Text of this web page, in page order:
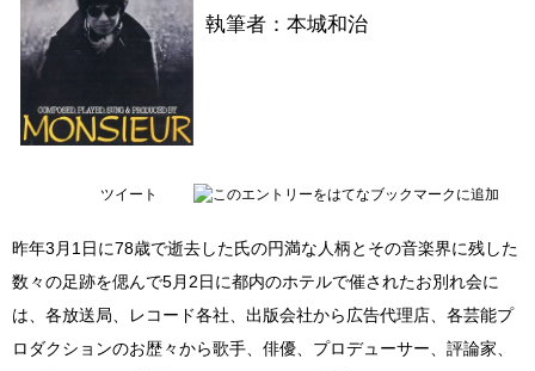
執筆者：本城和治
ツイート
昨年3月1日に78歳で逝去した氏の円満な人柄とその音楽界に残した
数々の足跡を偲んで5月2日に都内のホテルで催されたお別れ会に
は、各放送局、レコード各社、出版会社から広告代理店、各芸能プ
ロダクションのお歴々から歌手、俳優、プロデューサー、評論家、